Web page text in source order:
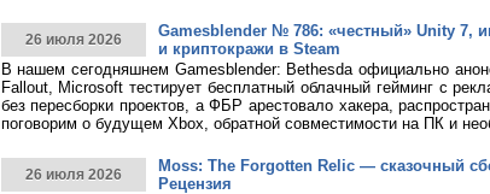
26 июля 2026
Gamesblender № 786: «честный» Unity 7,
и криптокражи в Steam
В нашем сегодняшнем Gamesblender: Bethesda официально
Fallout, Microsoft тестирует бесплатный облачный гейминг с
без пересборки проектов, а ФБР арестовало хакера,
поговорим о будущем Xbox, обратной совместимости на ПК и
26 июля 2026
Moss: The Forgotten Relic — сказочный
Рецензия